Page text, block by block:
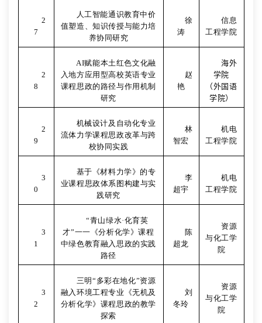
2
7
人工智能通识教育中价
值塑造、知识传授与能力培
养协同研究
徐
涛
信息
工程学院
2
8
AI赋能本土红色文化融
入地方应用型高校英语专业
课程思政的路径与作用机制
研究
赵
艳
海外
学院
（外国语
学院）
2
9
机械设计及自动化专业
流体力学课程思政改革与跨
校协同实践
林
智宏
机电
工程学院
3
0
基于《材料力学》的专
业课程思政体系图构建与实
践研究
李
超宇
机电
工程学院
3
1
“青山绿水·化育英
才”一一《分析化学》课程
中绿色教育融入思政的实践
路径
陈
超龙
资源
与化工学
院
3
2
三明“多彩在地化”资源
融入环境工程专业《无机及
分析化学》课程思政的教学
探索
刘
冬玲
资源
与化工学
院